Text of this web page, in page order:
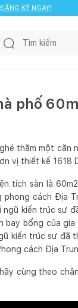
ĐĂNG KÝ NGAY!
phố
thăm một
vị thiết kế 1618
tích sàn là
cách Địa
kiến trúc sư
bổng của gia
kiến trúc sư đã
cách Địa
cùng theo